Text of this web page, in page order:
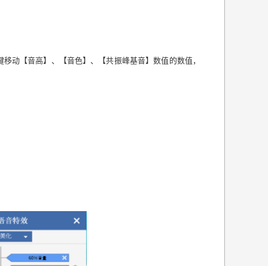
动【音高】、【音色】、【共振峰基音】数值的数值，